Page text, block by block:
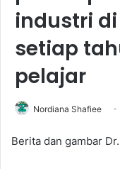
industri
setiap
pelajar
Nordiana Shafiee
Berita dan gambar